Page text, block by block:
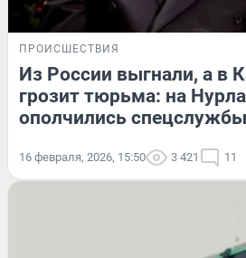
ПРОИСШЕСТВИЯ
Из России выгнали, а в
грозит тюрьма: на
ополчились
16 февраля, 2026, 15:50 3 421 11